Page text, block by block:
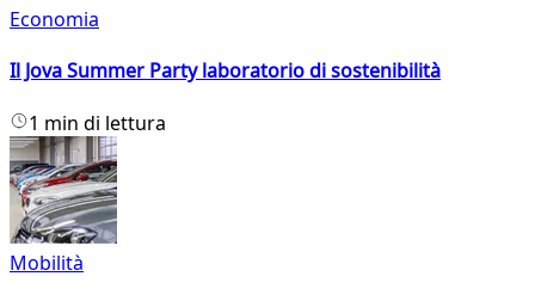
Economia
Il Jova Summer Party laboratorio di sostenibilità
1 min di lettura
Mobilità